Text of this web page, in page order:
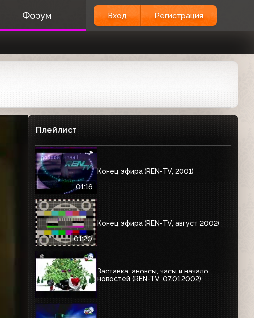
Форум Вход Регистрация
Плейлист
01:16
Конец эфира (REN-TV, 2001)
01:20
Конец эфира (REN-TV, август 2002)
Заставка, анонсы, часы и начало
новостей (REN-TV, 07.01.2002)